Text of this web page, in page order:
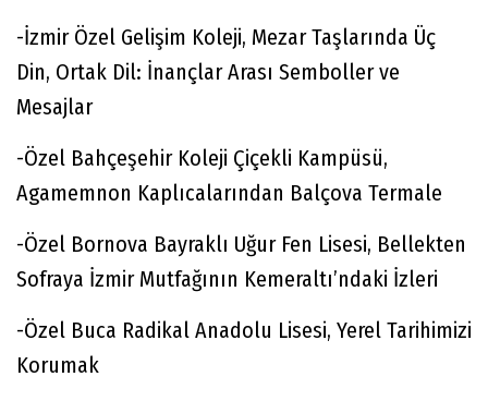
-İzmir Özel Gelişim Koleji, Mezar Taşlarında Üç
Din, Ortak Dil: İnançlar Arası Semboller ve
Mesajlar
-Özel Bahçeşehir Koleji Çiçekli Kampüsü,
Agamemnon Kaplıcalarından Balçova Termale
-Özel Bornova Bayraklı Uğur Fen Lisesi, Bellekten
Sofraya İzmir Mutfağının Kemeraltı’ndaki İzleri
-Özel Buca Radikal Anadolu Lisesi, Yerel Tarihimizi
Korumak